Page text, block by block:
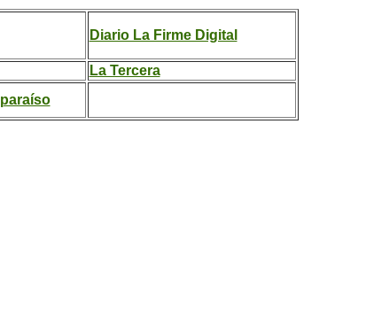
Diario La Firme Digital
La Tercera